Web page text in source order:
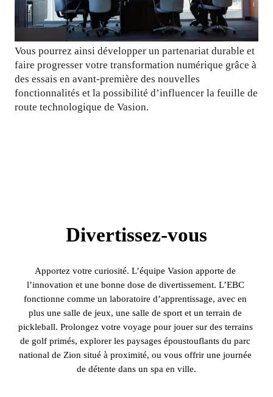
Vous pourrez ainsi développer un partenariat durable et
faire progresser votre transformation numérique grâce à
des essais en avant-première des nouvelles
fonctionnalités et la possibilité d’influencer la feuille de
route technologique de Vasion.
Divertissez-vous
Apportez votre curiosité. L’équipe Vasion apporte de
l’innovation et une bonne dose de divertissement. L’EBC
fonctionne comme un laboratoire d’apprentissage, avec en
plus une salle de jeux, une salle de sport et un terrain de
pickleball. Prolongez votre voyage pour jouer sur des terrains
de golf primés, explorer les paysages époustouflants du parc
national de Zion situé à proximité, ou vous offrir une journée
de détente dans un spa en ville.